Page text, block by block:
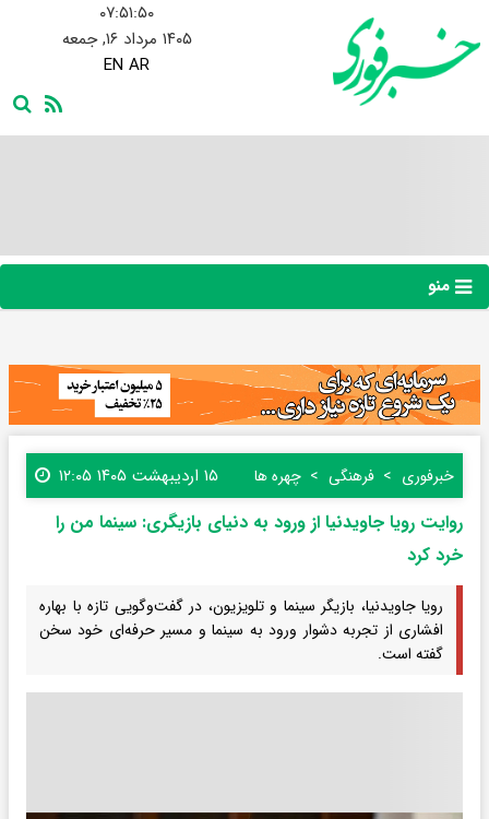
۰۷:۵۱:۵۱
۱۴۰۵ مرداد ۱۶, جمعه
EN AR
منو
خبرفوری فرهنگی چهره ها ۱۵ اردیبهشت ۱۴۰۵ ۱۲:۰۵
روایت رویا جاویدنیا از ورود به دنیای بازیگری: سینما من را
خرد کرد
رویا جاویدنیا، بازیگر سینما و تلویزیون، در گفت‌وگویی تازه با بهاره
افشاری از تجربه دشوار ورود به سینما و مسیر حرفه‌ای خود سخن
گفته است.